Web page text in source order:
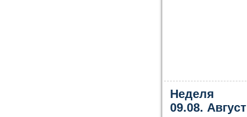
Неделя
09.08. Август